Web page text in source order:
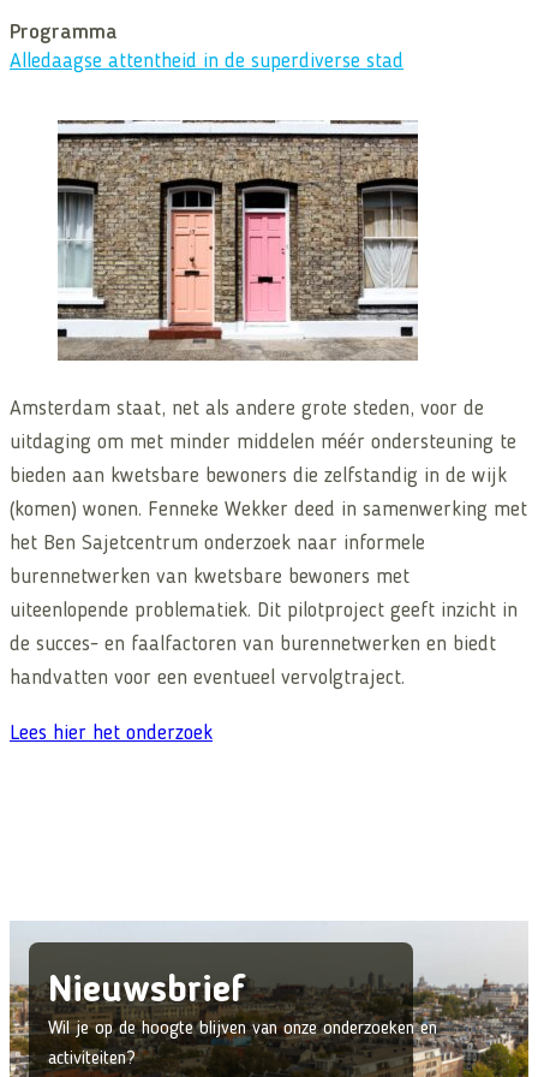
Programma
Alledaagse attentheid in de superdiverse stad
Amsterdam staat, net als andere grote steden, voor de
uitdaging om met minder middelen méér ondersteuning te
bieden aan kwetsbare bewoners die zelfstandig in de wijk
(komen) wonen. Fenneke Wekker deed in samenwerking met
het Ben Sajetcentrum onderzoek naar informele
burennetwerken van kwetsbare bewoners met
uiteenlopende problematiek. Dit pilotproject geeft inzicht in
de succes- en faalfactoren van burennetwerken en biedt
handvatten voor een eventueel vervolgtraject.
Lees hier het onderzoek
Nieuwsbrief
Wil je op de hoogte blijven van onze onderzoeken en
activiteiten?